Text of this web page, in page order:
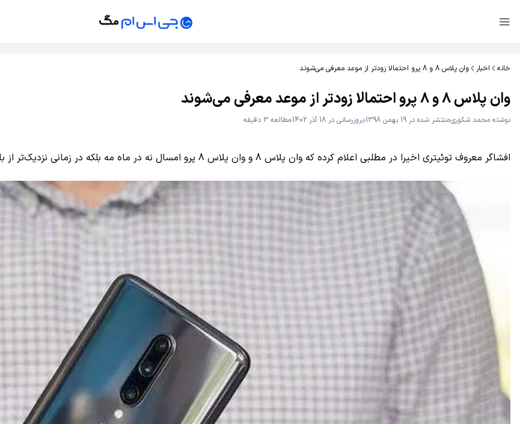
خانه اخبار وان پلاس 8 و 8 پرو احتمالا زودتر از موعد معرفی می‌شوند
وان پلاس 8 و 8 پرو احتمالا زودتر از موعد معرفی می‌شوند
نوشته محمد شکوریمنتشر شده در 19 بهمن 1398 بروزرسانی در 18 آذر 1402
مطالعه 3 دقیقه
افشاگر معروف توئیتری اخیرا در مطلبی اعلام کرده که وان پلاس 8 و وان پلاس 8 پرو امسال نه در ماه مه بلکه در زمانی نزدیک‌تر از بازه زمانی همیشگی معرفی خواهند شد.